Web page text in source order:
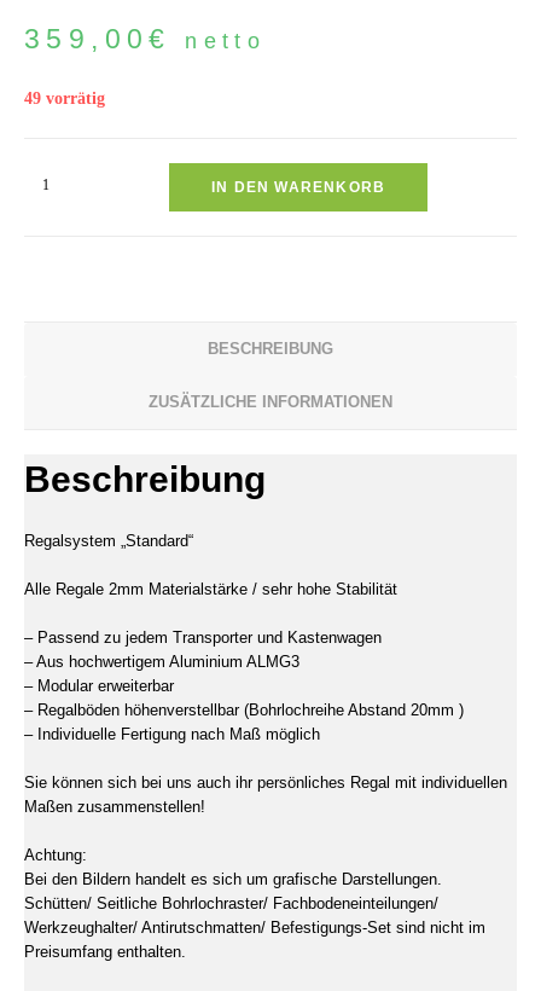
359,00€ netto
49 vorrätig
IN DEN WARENKORB
BESCHREIBUNG
ZUSÄTZLICHE INFORMATIONEN
Beschreibung
Regalsystem „Standard“
Alle Regale 2mm Materialstärke / sehr hohe Stabilität
– Passend zu jedem Transporter und Kastenwagen
– Aus hochwertigem Aluminium ALMG3
– Modular erweiterbar
– Regalböden höhenverstellbar (Bohrlochreihe Abstand 20mm )
– Individuelle Fertigung nach Maß möglich
Sie können sich bei uns auch ihr persönliches Regal mit individuellen
Maßen zusammenstellen!
Achtung:
Bei den Bildern handelt es sich um grafische Darstellungen.
Schütten/ Seitliche Bohrlochraster/ Fachbodeneinteilungen/
Werkzeughalter/ Antirutschmatten/ Befestigungs-Set sind nicht im
Preisumfang enthalten.